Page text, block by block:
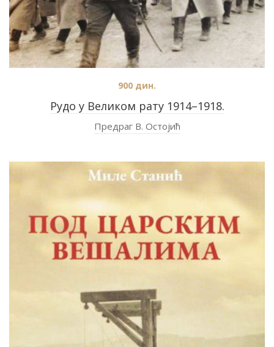
Рудо у Великом рату 1914–1918.
900 дин.
Предраг В. Остојић